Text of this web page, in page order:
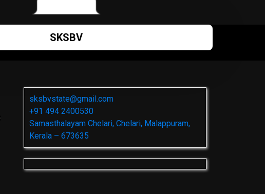
SKSBV
sksbvstate@gmail.com
+91 494 2400530
Samasthalayam Chelari, Chelari, Malappuram,
Kerala – 673635